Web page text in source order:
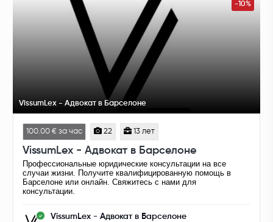
-10%
VissumLex - Адвокат в Барселоне
100.00 € за час 22 13 лет
VissumLex - Адвокат в Барселоне
Профессиональные юридические консультации на все
случаи жизни. Получите квалифицированную помощь в
Барселоне или онлайн. Свяжитесь с нами для
консультации.
VissumLex - Адвокат в Барселоне